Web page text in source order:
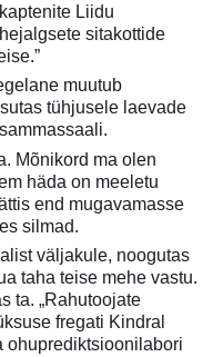
Liidu
sitakottide
muutub
tühjusele laevade
Mõnikord ma olen
häda on meeletu
end mugavamasse
silmad.
väljakule, noogutas
taha teise mehe vastu.
ta. „Rahutoojate
fregati Kindral
ohuprediktsioonilabori